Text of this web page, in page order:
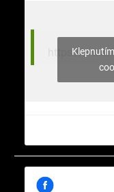
https://